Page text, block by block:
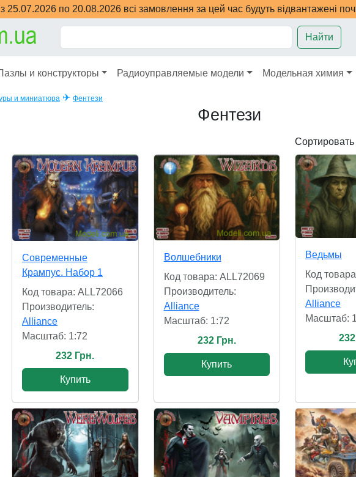
25.07.2026 по 20.08.2026 всі замовлення за цей час будуть відвантажені
Найти
и конструкторы Радиоуправляемые модели Модельная химия
и миниатюра ✈ Фентези
Фентези
Сортировать
Современные
Крампус. Набор 1
Код товара: ALL72066
Производитель:
Alliance
Масштаб: 1:72
232 Грн.
Купить
Волшебники
Код товара: ALL72069
Производитель:
Alliance
Масштаб: 1:72
232 Грн.
Купить
Ведьмы
Код
Alliance
Масштаб: